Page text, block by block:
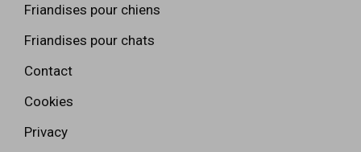
Friandises pour chiens
Friandises pour chats
Contact
Cookies
Privacy